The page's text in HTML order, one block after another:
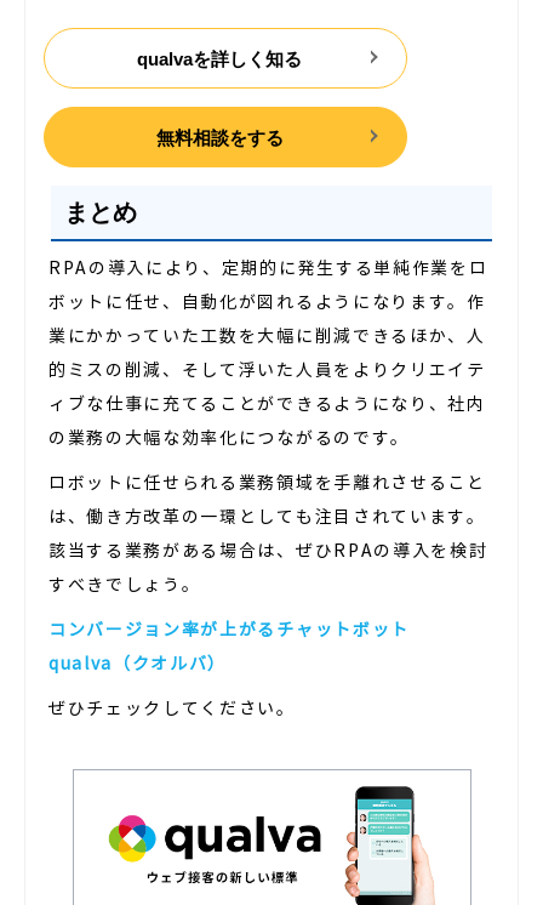
qualvaを詳しく知る
無料相談をする
まとめ
RPAの導入により、定期的に発生する単純作業をロ
ボットに任せ、自動化が図れるようになります。作
業にかかっていた工数を大幅に削減できるほか、人
的ミスの削減、そして浮いた人員をよりクリエイテ
ィブな仕事に充てることができるようになり、社内
の業務の大幅な効率化につながるのです。
ロボットに任せられる業務領域を手離れさせること
は、働き方改革の一環としても注目されています。
該当する業務がある場合は、ぜひRPAの導入を検討
すべきでしょう。
コンバージョン率が上がるチャットボット
qualva（クオルバ）
ぜひチェックしてください。